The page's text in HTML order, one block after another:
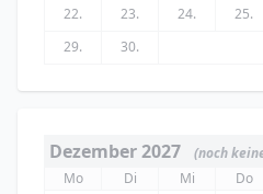
22.
23. 24. 25.
29.
30.
Dezember 2027
(noch
Mo
Di Mi Do